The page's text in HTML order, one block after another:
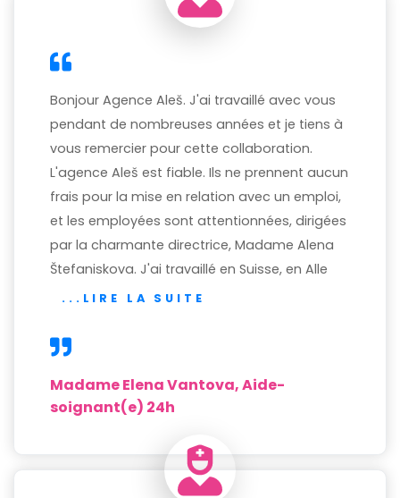
Bonjour Agence Aleš. J'ai travaillé avec vous
pendant de nombreuses années et je tiens à
vous remercier pour cette collaboration.
L'agence Aleš est fiable. Ils ne prennent aucun
frais pour la mise en relation avec un emploi,
et les employées sont attentionnées, dirigées
par la charmante directrice, Madame Alena
Štefaniskova. J'ai travaillé en Suisse, en Alle
...LIRE LA SUITE
Madame Elena Vantova, Aide-
soignant(e) 24h